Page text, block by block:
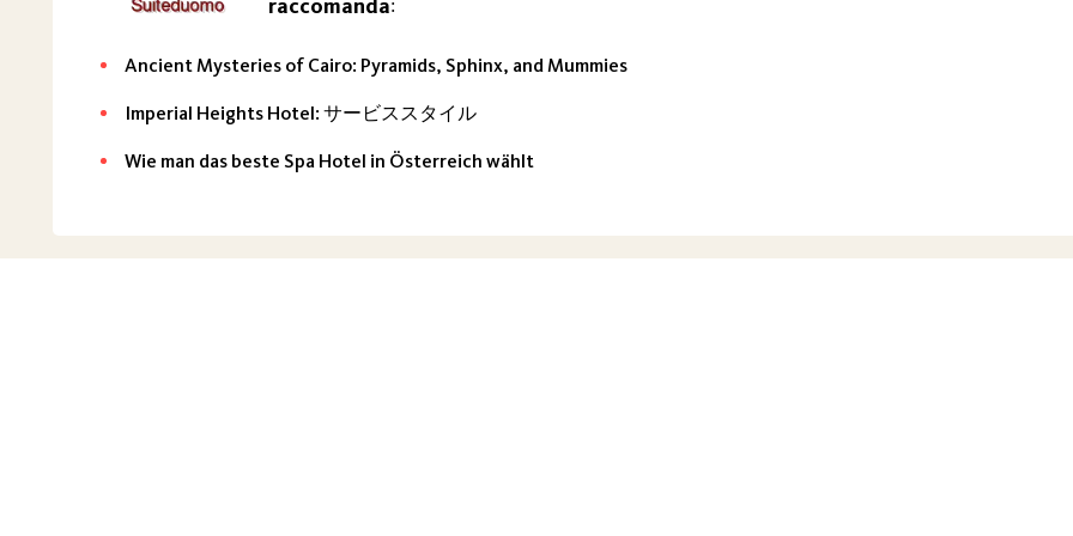
raccomanda:
Ancient Mysteries of Cairo: Pyramids, Sphinx, and Mummies
Imperial Heights Hotel: サービススタイル
Wie man das beste Spa Hotel in Österreich wählt